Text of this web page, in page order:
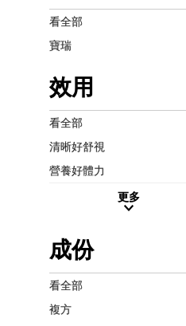
看全部
寶瑞
效用
看全部
清晰好舒視
營養好體力
更多
成份
看全部
複方